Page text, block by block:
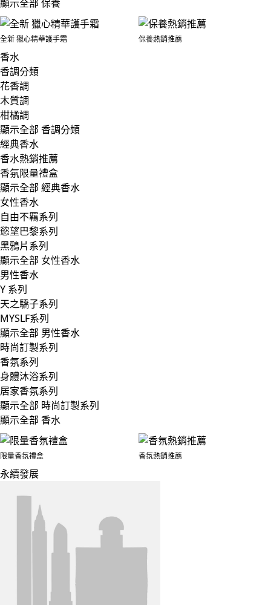
顯示全部 保養
全新 獵心精華護手霜 保養熱銷推薦
香水
香調分類
花香調
木質調
柑橘調
顯示全部 香調分類
經典香水
香水熱銷推薦
香氛限量禮盒
顯示全部 經典香水
女性香水
自由不羈系列
慾望巴黎系列
黑鴉片系列
顯示全部 女性香水
男性香水
Y 系列
天之驕子系列
MYSLF系列
顯示全部 男性香水
時尚訂製系列
香氛系列
身體沐浴系列
居家香氛系列
顯示全部 時尚訂製系列
顯示全部 香水
限量香氛禮盒 香氛熱銷推薦
永續發展